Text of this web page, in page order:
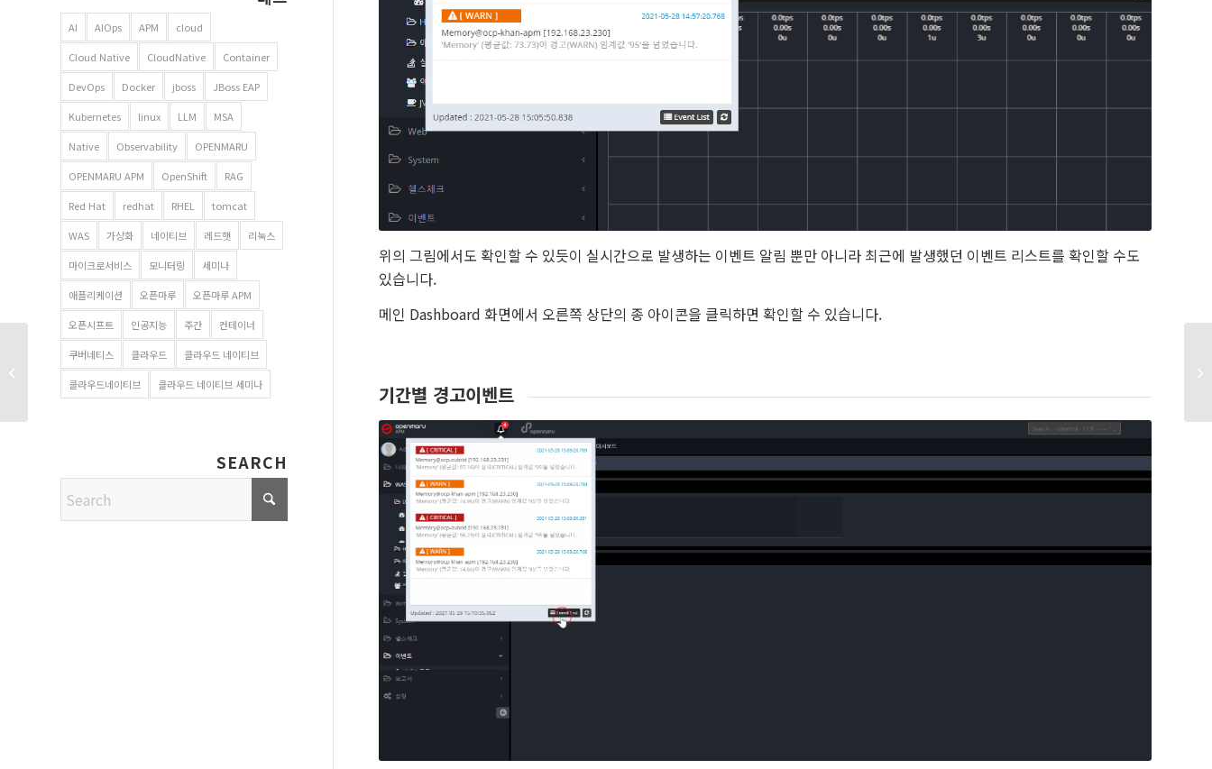
위의 그림에서도 확인할 수 있듯이 실시간으로 발생하는 이벤트 알림 뿐만 아니라 최근에 발생했던 이벤트 리스트를 확인할 수도
있습니다.
메인 Dashboard 화면에서 오른쪽 상단의 종 아이콘을 클릭하면 확인할 수 있습니다.
기간별 경고이벤트
AI AIOps APM cloud
Cloud Native CloudNative Container
DevOps Docker jboss JBoss EAP
Kubernetes linux LLM MSA
Native Observability OPENMARU
OPENMARU APM OpenShift RAG
Red Hat redhat RHEL tomcat
WAS 가상화 네이티브 레드햇 리눅스
마이크로서비스 모니터링 세미나
애플리케이션 오픈마루 오픈마루 APM
오픈시프트 인공지능 주간 컨테이너
쿠버네티스 클라우드 클라우드 네이티브
클라우드네이티브 클라우드 네이티브 세미나
SEARCH
APM 이 왜 필요할까요?